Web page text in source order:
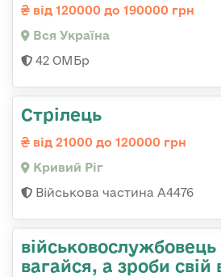
від 120000 до 190000 грн
Вся Україна
42 ОМБр
Стрілець
від 21000 до 120000 грн
Кривий Ріг
Військова частина А4476
вагайся, а зроби свій